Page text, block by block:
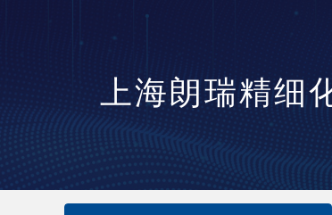
上海朗瑞精细